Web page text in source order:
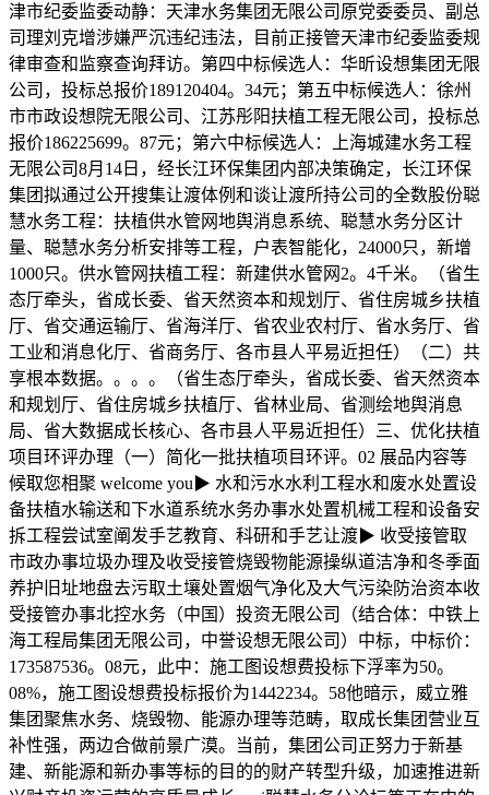
津市纪委监委动静：天津水务集团无限公司原党委委员、副总
司理刘克增涉嫌严沉违纪违法，目前正接管天津市纪委监委规
律审查和监察查询拜访。第四中标候选人：华昕设想集团无限
公司，投标总报价189120404。34元；第五中标候选人：徐州
市市政设想院无限公司、江苏彤阳扶植工程无限公司，投标总
报价186225699。87元；第六中标候选人：上海城建水务工程
无限公司8月14日，经长江环保集团内部决策确定，长江环保
集团拟通过公开搜集让渡体例和谈让渡所持公司的全数股份聪
慧水务工程：扶植供水管网地舆消息系统、聪慧水务分区计
量、聪慧水务分析安排等工程，户表智能化，24000只，新增
1000只。供水管网扶植工程：新建供水管网2。4千米。（省生
态厅牵头，省成长委、省天然资本和规划厅、省住房城乡扶植
厅、省交通运输厅、省海洋厅、省农业农村厅、省水务厅、省
工业和消息化厅、省商务厅、各市县人平易近担任）（二）共
享根本数据。。。。（省生态厅牵头，省成长委、省天然资本
和规划厅、省住房城乡扶植厅、省林业局、省测绘地舆消息
局、省大数据成长核心、各市县人平易近担任）三、优化扶植
项目环评办理（一）简化一批扶植项目环评。02 展品内容等
候取您相聚 welcome you▶ 水和污水水利工程水和废水处置设
备扶植水输送和下水道系统水务办事水处置机械工程和设备安
拆工程尝试室阐发手艺教育、科研和手艺让渡▶ 收受接管取
市政办事垃圾办理及收受接管烧毁物能源操纵道洁净和冬季面
养护旧址地盘去污取土壤处置烟气净化及大气污染防治资本收
受接管办事北控水务（中国）投资无限公司（结合体：中铁上
海工程局集团无限公司，中誉设想无限公司）中标，中标价：
173587536。08元，此中：施工图设想费投标下浮率为50。
08%，施工图设想费投标报价为1442234。58他暗示，威立雅
集团聚焦水务、烧毁物、能源办理等范畴，取成长集团营业互
补性强，两边合做前景广漠。当前，集团公司正努力于新基
建、新能源和新办事等标的目的的财产转型升级，加速推进新